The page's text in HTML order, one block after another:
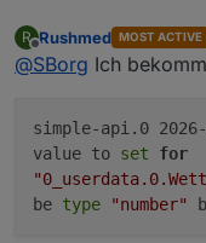
R
Offline
Rushmed MOST ACTIVE
@SBorg Ich
simple-api.0
value to set
for
be type "number"